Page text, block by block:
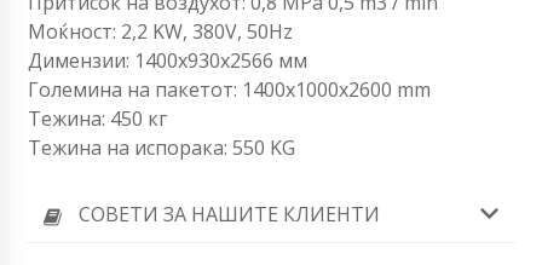
Моќност: 2,2 KW, 380V, 50Hz
Димензии: 1400x930x2566 мм
Големина на пакетот: 1400x1000x2600 mm
Тежина: 450 кг
Тежина на испорака: 550 KG
СОВЕТИ ЗА НАШИТЕ КЛИЕНТИ